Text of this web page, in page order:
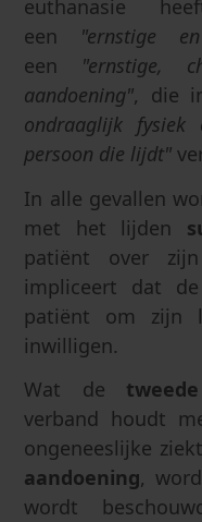
euthanasie
een "ernstige
een "ernstige,
aandoening", die
ondraaglijk
persoon die lijdt"
In alle gevallen
met het lijden
patiënt over
impliceert dat
patiënt om zijn
inwilligen.
Wat de
verband houdt
ongeneeslijke
aandoening,
wordt